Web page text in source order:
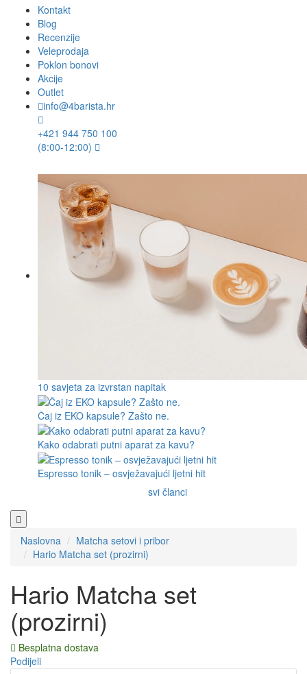
Kontakt
Blog
Recenzije
Veleprodaja
Poklon bonovi
Akcije
Outlet
info@4barista.hr
+421 944 750 100
(8:00-12:00)
10 savjeta za izvrstan napitak
Čaj iz EKO kapsule? Zašto ne.
Kako odabrati putni aparat za kavu?
Espresso tonik – osvježavajući ljetni hit
svi članci
Naslovna
Matcha setovi i pribor
Hario Matcha set (prozirni)
Hario Matcha set
(prozirni)
Besplatna dostava
Podijeli